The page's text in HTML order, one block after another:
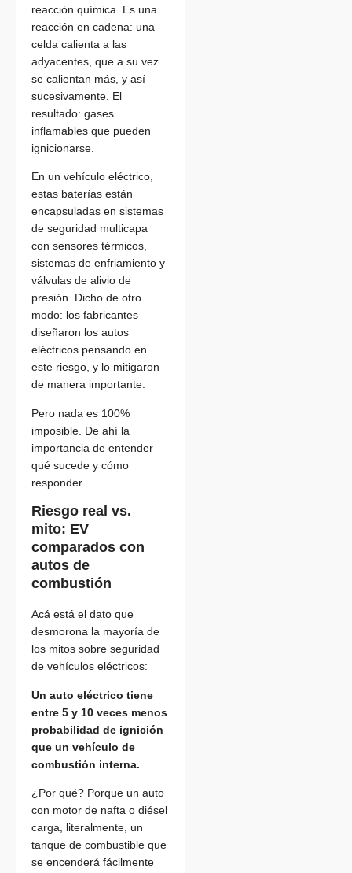
reacción química. Es una
reacción en cadena: una
celda calienta a las
adyacentes, que a su vez
se calientan más, y así
sucesivamente. El
resultado: gases
inflamables que pueden
ignicionarse.
En un vehículo eléctrico,
estas baterías están
encapsuladas en sistemas
de seguridad multicapa
con sensores térmicos,
sistemas de enfriamiento y
válvulas de alivio de
presión. Dicho de otro
modo: los fabricantes
diseñaron los autos
eléctricos pensando en
este riesgo, y lo mitigaron
de manera importante.
Pero nada es 100%
imposible. De ahí la
importancia de entender
qué sucede y cómo
responder.
Riesgo real vs.
mito: EV
comparados con
autos de
combustión
Acá está el dato que
desmorona la mayoría de
los mitos sobre seguridad
de vehículos eléctricos:
Un auto eléctrico tiene
entre 5 y 10 veces menos
probabilidad de ignición
que un vehículo de
combustión interna.
¿Por qué? Porque un auto
con motor de nafta o diésel
carga, literalmente, un
tanque de combustible que
se encenderá fácilmente